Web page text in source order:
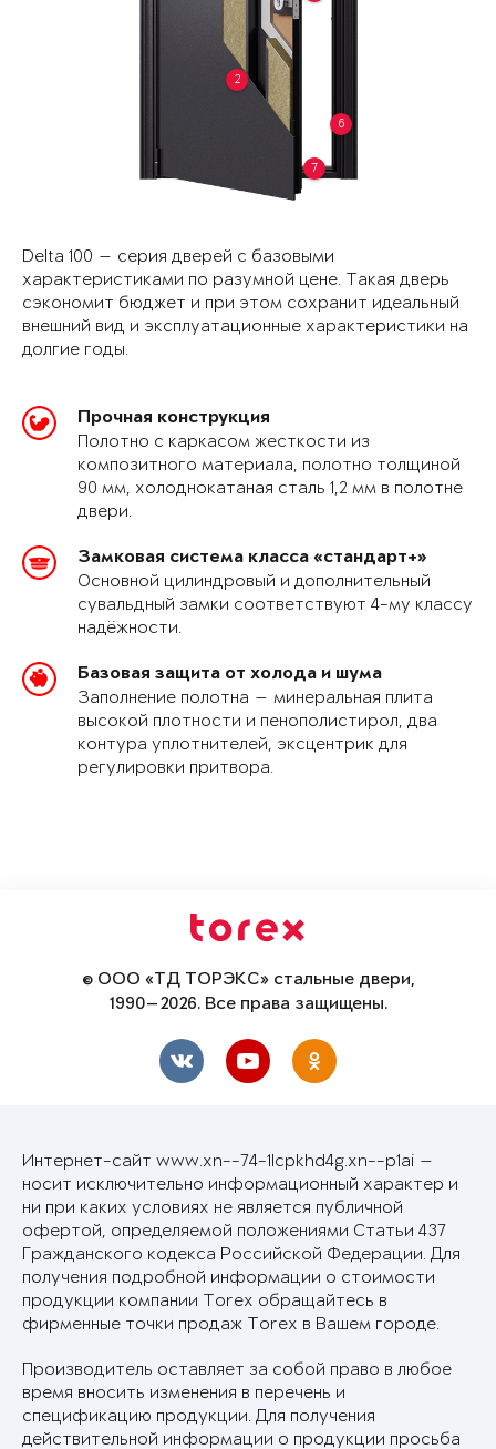
2
6
7
Delta 100 — серия дверей с базовыми
характеристиками по разумной цене. Такая дверь
сэкономит бюджет и при этом сохранит идеальный
внешний вид и эксплуатационные характеристики на
долгие годы.
Прочная конструкция
Полотно с каркасом жесткости из
композитного материала, полотно толщиной
90 мм, холоднокатаная сталь 1,2 мм в полотне
двери.
Замковая система класса «стандарт+»
Основной цилиндровый и дополнительный
сувальдный замки соответствуют 4-му классу
надёжности.
Базовая защита от холода и шума
Заполнение полотна — минеральная плита
высокой плотности и пенополистирол, два
контура уплотнителей, эксцентрик для
регулировки притвора.
© ООО «ТД ТОРЭКС» стальные двери,
1990—2026. Все права защищены.
Интернет-сайт www.xn--74-1lcpkhd4g.xn--p1ai —
носит исключительно информационный характер и
ни при каких условиях не является публичной
офертой, определяемой положениями Статьи 437
Гражданского кодекса Российской Федерации. Для
получения подробной информации о стоимости
продукции компании Torex обращайтесь в
фирменные точки продаж Torex в Вашем городе.
Производитель оставляет за собой право в любое
время вносить изменения в перечень и
спецификацию продукции. Для получения
действительной информации о продукции просьба